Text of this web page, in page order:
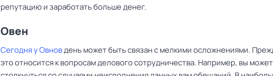
репутацию и заработать больше денег.
Овен ‌‌
Сегодня у Овновдень может быть связан с мелкими осложнениями.
это относится к вопросам делового сотрудничества. Например, вы